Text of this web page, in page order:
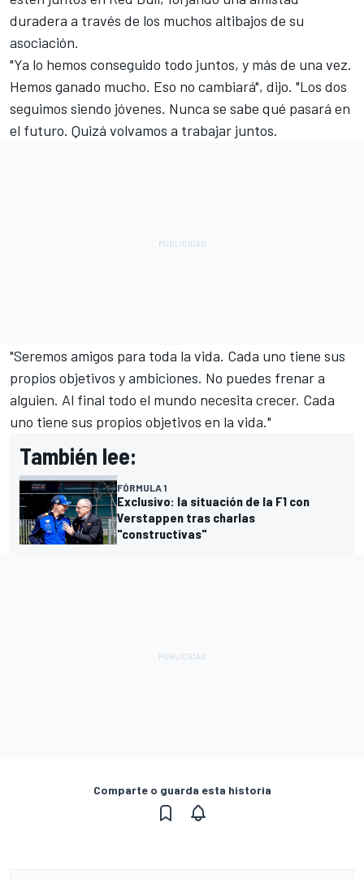
duradera a través de los muchos altibajos de su
asociación.
"Ya lo hemos conseguido todo juntos, y más de una vez.
Hemos ganado mucho. Eso no cambiará", dijo. "Los dos
seguimos siendo jóvenes. Nunca se sabe qué pasará en
el futuro. Quizá volvamos a trabajar juntos.
"Seremos amigos para toda la vida. Cada uno tiene sus
propios objetivos y ambiciones. No puedes frenar a
alguien. Al final todo el mundo necesita crecer. Cada
uno tiene sus propios objetivos en la vida."
También lee:
FÓRMULA 1
Exclusivo: la situación de la F1 con
Verstappen tras charlas
"constructivas"
Comparte o guarda esta historia